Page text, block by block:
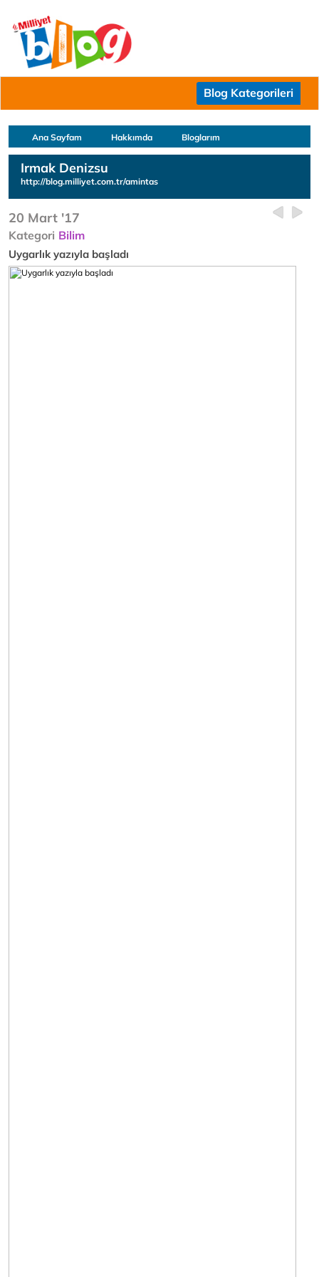
Blog Kategorileri
Ana Sayfam Hakkımda Bloglarım
Irmak Denizsu
http://blog.milliyet.com.tr/amintas
20 Mart '17
Kategori Bilim
Uygarlık yazıyla başladı